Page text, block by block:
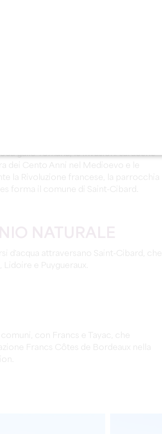
derivare dal nome di un praticante
"Eparchus", un monaco eremita del V
preistoria, Saint-Cibard è una zona
a quanto si potrebbe pensare oggi.
costruendo sulle colline
alle battaglie e ai saccheggi. Molte
questa regione per secoli: le
gallo-romana, le invasioni saracene
dei Cento Anni nel Medioevo e le
la Rivoluzione francese, la parrocchia
forma il comune di Saint-Cibard.
d'acqua attraversano Saint-Cibard, che
e Puygueraux.
con Francs e Tayac, che
Francs Côtes de Bordeaux nella